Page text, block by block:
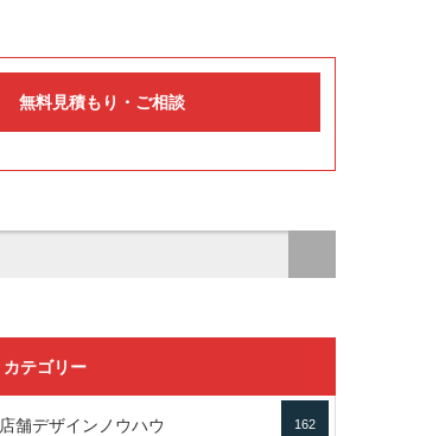
無料見積もり・ご相談
カテゴリー
店舗デザインノウハウ 162